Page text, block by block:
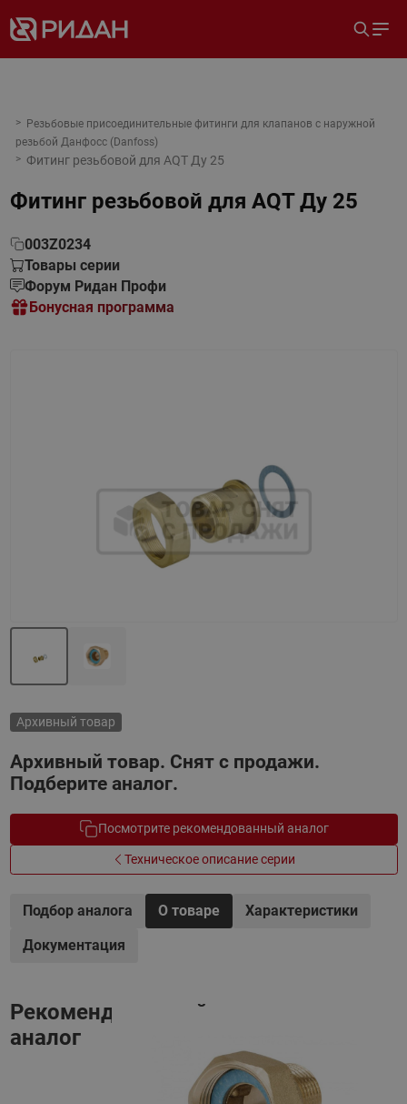
Резьбовые присоединительные фитинги для клапанов с наружной
резьбой Данфосс (Danfoss)
Фитинг резьбовой для AQT Ду 25
Фитинг резьбовой для AQT Ду 25
003Z0234
Товары серии
Форум Ридан Профи
Бонусная программа
Архивный товар
Архивный товар. Снят с продажи.
Подберите аналог.
Посмотрите рекомендованный аналог
Техническое описание серии
Подбор аналога О товаре
Характеристики
Документация
Рекомендованный
аналог